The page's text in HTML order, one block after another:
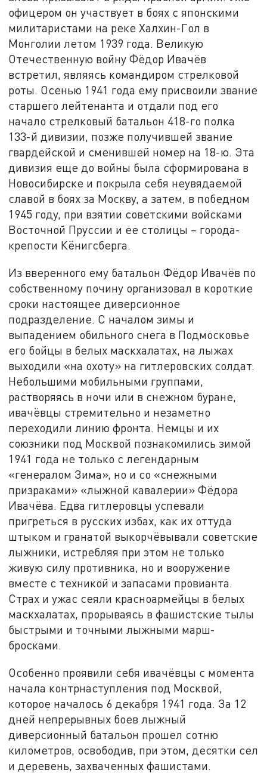
офицером он участвует в боях с японскими
милитаристами на реке Халхин-Гол в
Монголии летом 1939 года. Великую
Отечественную войну Фёдор Ивачёв
встретил, являясь командиром стрелковой
роты. Осенью 1941 года ему присвоили звание
старшего лейтенанта и отдали под его
начало стрелковый батальон 418-го полка
133-й дивизии, позже получившей звание
гвардейской и сменившей номер на 18-ю. Эта
дивизия еще до войны была сформирована в
Новосибирске и покрыла себя неувядаемой
славой в боях за Москву, а затем, в победном
1945 году, при взятии советскими войсками
Восточной Пруссии и ее столицы – города-
крепости Кёнигсберга.
Из вверенного ему батальон Фёдор Ивачёв по
собственному почину организовал в короткие
сроки настоящее диверсионное
подразделение. С началом зимы и
выпадением обильного снега в Подмосковье
его бойцы в белых маскхалатах, на лыжах
выходили «на охоту» на гитлеровских солдат.
Небольшими мобильными группами,
растворяясь в ночи или в снежном буране,
ивачёвцы стремительно и незаметно
переходили линию фронта. Немцы и их
союзники под Москвой познакомились зимой
1941 года не только с легендарным
«генералом Зима», но и со «снежными
призраками» «лыжной кавалерии» Фёдора
Ивачёва. Едва гитлеровцы успевали
пригреться в русских избах, как их оттуда
штыком и гранатой выкорчёвывали советские
лыжники, истребляя при этом не только
живую силу противника, но и вооружение
вместе с техникой и запасами провианта.
Страх и ужас сеяли красноармейцы в белых
маскхалатах, прорываясь в фашистские тылы
быстрыми и точными лыжными марш-
бросками.
Особенно проявили себя ивачёвцы с момента
начала контрнаступления под Москвой,
которое началось 6 декабря 1941 года. За 12
дней непрерывных боев лыжный
диверсионный батальон прошел сотню
километров, освободив, при этом, десятки сел
и деревень, захваченных фашистами.